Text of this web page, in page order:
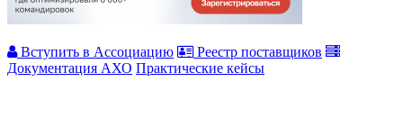
Вступить в Ассоциацию
Реестр поставщиков
Документация АХО Практические кейсы